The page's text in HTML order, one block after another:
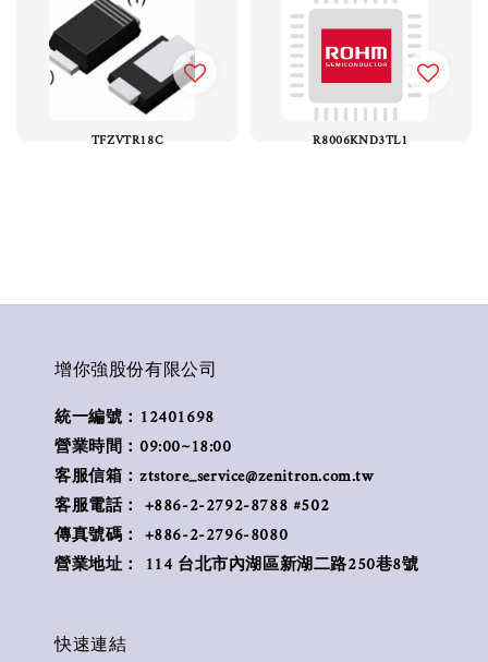
TFZVTR18C R8006KND3TL1
增你強股份有限公司
統一編號：12401698
營業時間：09:00~18:00
客服信箱：ztstore_service@zenitron.com.tw
客服電話： +886-2-2792-8788 #502
傳真號碼： +886-2-2796-8080
營業地址： 114 台北市內湖區新湖二路250巷8號
快速連結